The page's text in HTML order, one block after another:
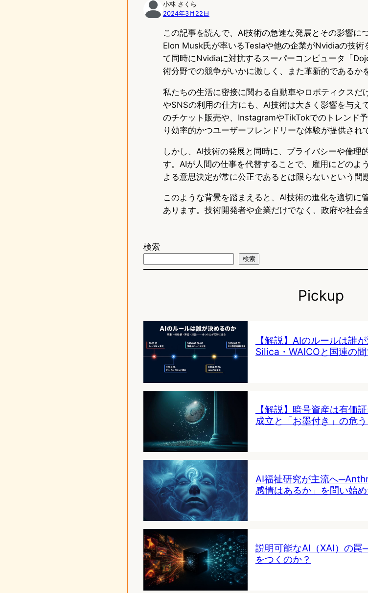
小林 さくら
2024年3月22日
この記事を読んで、AI技術の急速な発展とその影響に
Elon Musk氏が率いるTeslaや他の企業がNvidiaの技術
て同時にNvidiaに対抗するスーパーコンピュータ「
術分野での競争がいかに激しく、また革新的であるか
私たちの生活に密接に関わる自動車やロボティクスだ
やSNSの利用の仕方にも、AI技術は大きく影響を与え
のチケット販売や、InstagramやTikTokでのトレンド
り効率的かつユーザーフレンドリーな体験が提供され
しかし、AI技術の発展と同時に、プライバシーや倫理
す。AIが人間の仕事を代替することで、雇用にどのよ
よる意思決定が常に公正であるとは限らないという問
このような背景を踏まえると、AI技術の進化を適切に
あります。技術開発者や企業だけでなく、政府や社会
検索
検索
Pickup
【解説】AIのルールは誰
Silica・WAICOと国連の
【解説】暗号資産は有価
成立と「お墨付き」の危う
AI福祉研究が主流へ
感情はあるか」を問い始
説明可能なAI（XAI）の罠
をつくのか？